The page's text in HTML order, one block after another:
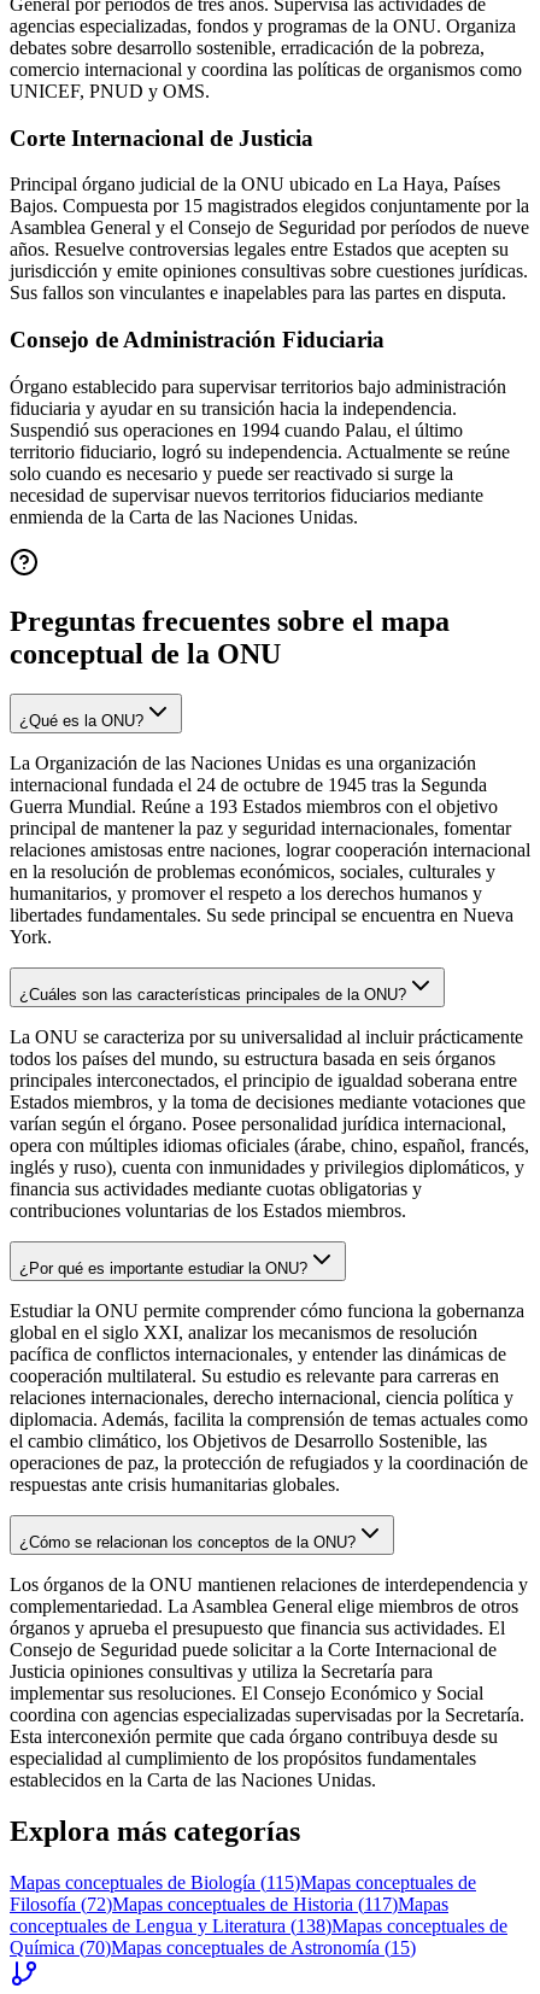
agencias especializadas, fondos y programas de la ONU. Organiza
debates sobre desarrollo sostenible, erradicación de la pobreza,
comercio internacional y coordina las políticas de organismos como
UNICEF, PNUD y OMS.
Corte Internacional de Justicia
Principal órgano judicial de la ONU ubicado en La Haya, Países
Bajos. Compuesta por 15 magistrados elegidos conjuntamente por la
Asamblea General y el Consejo de Seguridad por períodos de nueve
años. Resuelve controversias legales entre Estados que acepten su
jurisdicción y emite opiniones consultivas sobre cuestiones jurídicas.
Sus fallos son vinculantes e inapelables para las partes en disputa.
Consejo de Administración Fiduciaria
Órgano establecido para supervisar territorios bajo administración
fiduciaria y ayudar en su transición hacia la independencia.
Suspendió sus operaciones en 1994 cuando Palau, el último
territorio fiduciario, logró su independencia. Actualmente se reúne
solo cuando es necesario y puede ser reactivado si surge la
necesidad de supervisar nuevos territorios fiduciarios mediante
enmienda de la Carta de las Naciones Unidas.
Preguntas frecuentes sobre el mapa
conceptual de la ONU
¿Qué es la ONU?
La Organización de las Naciones Unidas es una organización
internacional fundada el 24 de octubre de 1945 tras la Segunda
Guerra Mundial. Reúne a 193 Estados miembros con el objetivo
principal de mantener la paz y seguridad internacionales, fomentar
relaciones amistosas entre naciones, lograr cooperación internacional
en la resolución de problemas económicos, sociales, culturales y
humanitarios, y promover el respeto a los derechos humanos y
libertades fundamentales. Su sede principal se encuentra en Nueva
York.
¿Cuáles son las características principales de la ONU?
La ONU se caracteriza por su universalidad al incluir prácticamente
todos los países del mundo, su estructura basada en seis órganos
principales interconectados, el principio de igualdad soberana entre
Estados miembros, y la toma de decisiones mediante votaciones que
varían según el órgano. Posee personalidad jurídica internacional,
opera con múltiples idiomas oficiales (árabe, chino, español, francés,
inglés y ruso), cuenta con inmunidades y privilegios diplomáticos, y
financia sus actividades mediante cuotas obligatorias y
contribuciones voluntarias de los Estados miembros.
¿Por qué es importante estudiar la ONU?
Estudiar la ONU permite comprender cómo funciona la gobernanza
global en el siglo XXI, analizar los mecanismos de resolución
pacífica de conflictos internacionales, y entender las dinámicas de
cooperación multilateral. Su estudio es relevante para carreras en
relaciones internacionales, derecho internacional, ciencia política y
diplomacia. Además, facilita la comprensión de temas actuales como
el cambio climático, los Objetivos de Desarrollo Sostenible, las
operaciones de paz, la protección de refugiados y la coordinación de
respuestas ante crisis humanitarias globales.
¿Cómo se relacionan los conceptos de la ONU?
Los órganos de la ONU mantienen relaciones de interdependencia y
complementariedad. La Asamblea General elige miembros de otros
órganos y aprueba el presupuesto que financia sus actividades. El
Consejo de Seguridad puede solicitar a la Corte Internacional de
Justicia opiniones consultivas y utiliza la Secretaría para
implementar sus resoluciones. El Consejo Económico y Social
coordina con agencias especializadas supervisadas por la Secretaría.
Esta interconexión permite que cada órgano contribuya desde su
especialidad al cumplimiento de los propósitos fundamentales
establecidos en la Carta de las Naciones Unidas.
Explora más categorías
Mapas conceptuales de Biología (115)Mapas conceptuales de
Filosofía (72)Mapas conceptuales de Historia (117)Mapas
conceptuales de Lengua y Literatura (138)Mapas conceptuales de
Química (70)Mapas conceptuales de Astronomía (15)